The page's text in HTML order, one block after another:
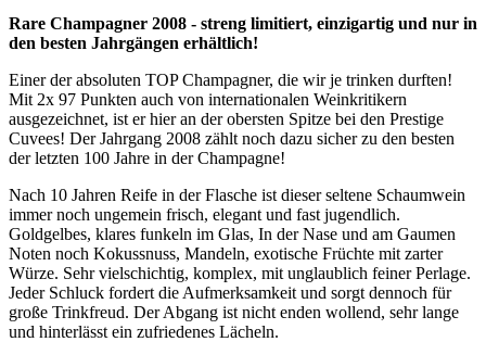
Rare Champagner 2008 - streng limitiert, einzigartig und nur in
den besten Jahrgängen erhältlich!
Einer der absoluten TOP Champagner, die wir je trinken durften!
Mit 2x 97 Punkten auch von internationalen Weinkritikern
ausgezeichnet, ist er hier an der obersten Spitze bei den Prestige
Cuvees! Der Jahrgang 2008 zählt noch dazu sicher zu den besten
der letzten 100 Jahre in der Champagne!
Nach 10 Jahren Reife in der Flasche ist dieser seltene Schaumwein
immer noch ungemein frisch, elegant und fast jugendlich.
Goldgelbes, klares funkeln im Glas, In der Nase und am Gaumen
Noten noch Kokussnuss, Mandeln, exotische Früchte mit zarter
Würze. Sehr vielschichtig, komplex, mit unglaublich feiner Perlage.
Jeder Schluck fordert die Aufmerksamkeit und sorgt dennoch für
große Trinkfreud. Der Abgang ist nicht enden wollend, sehr lange
und hinterlässt ein zufriedenes Lächeln.